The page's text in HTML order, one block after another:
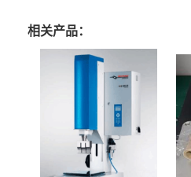
相关产品：